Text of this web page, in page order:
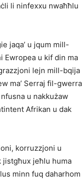
li ninfexxu nwaħħlu
jaqa’ u jqum mill-
u kif din ma
lejn mill-bqija
ma’ Serraj fil-gwerra
u nakkużaw
Afrikan u dak
korruzzjoni u
jistgħux jeħlu huma
minn fuq daharhom